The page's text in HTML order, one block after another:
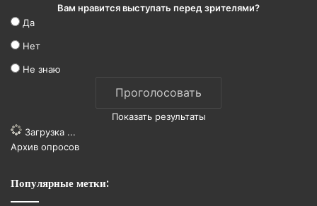
Вам нравится выступать перед зрителями?
Да
Нет
Не знаю
Показать результаты
Загрузка ...
Архив опросов
Популярные метки: